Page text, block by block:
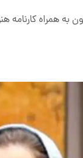
به همراه